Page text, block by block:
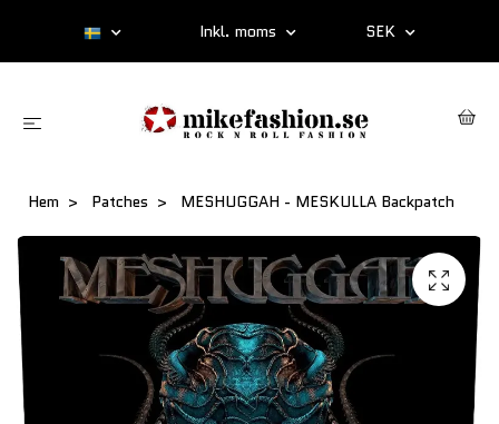
Inkl. moms SEK
Hem Patches MESHUGGAH - MESKULLA Backpatch